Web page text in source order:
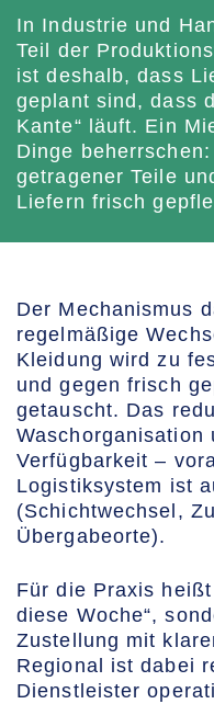
In Industrie und
Teil der
ist deshalb, dass
geplant sind, dass
Kante“ läuft. Ein
Dinge
getragener Teile
Liefern frisch
Der Mechanismus
regelmäßige
Kleidung wird zu
und gegen frisch
getauscht. Das
Verfügbarkeit –
Logistiksystem ist
(Schichtwechsel,
Übergabeorte).
Für die Praxis
diese Woche“,
Zustellung mit
Regional ist dabei
Dienstleister